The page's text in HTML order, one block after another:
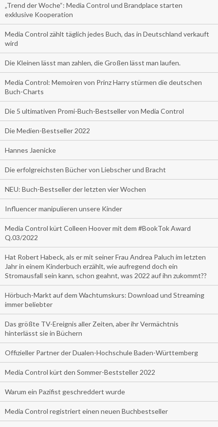
„Trend der Woche“: Media Control und Brandplace starten
exklusive Kooperation
Media Control zählt täglich jedes Buch, das in Deutschland verkauft
wird
Die Kleinen lässt man zahlen, die Großen lässt man laufen.
Media Control: Memoiren von Prinz Harry stürmen die deutschen
Buch-Charts
Die 5 ultimativen Promi-Buch-Bestseller von Media Control
Die Medien-Bestseller 2022
Hannes Jaenicke
Die erfolgreichsten Bücher von Liebscher und Bracht
NEU: Buch-Bestseller der letzten vier Wochen
Influencer manipulieren unsere Kinder
Media Control kürt Colleen Hoover mit dem #BookTok Award
Q.03/2022
Hat Robert Habeck, als er mit seiner Frau Andrea Paluch im letzten
Jahr in einem Kinderbuch erzählt, wie aufregend doch ein
Stromausfall sein kann, schon geahnt, was 2022 auf ihn zukommt??
Hörbuch-Markt auf dem Wachtumskurs: Download und Streaming
immer beliebter
Das größte TV-Ereignis aller Zeiten, aber ihr Vermächtnis
hinterlässt sie in Büchern
Offizieller Partner der Dualen-Hochschule Baden-Württemberg
Media Control kürt den Sommer-Beststeller 2022
Warum ein Pazifist geschreddert wurde
Media Control registriert einen neuen Buchbestseller